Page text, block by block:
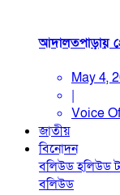
আদালতপাড়ায়
May 4,
|
Voice
জাতীয়
বিনোদন
বলিউডহলিউড
বলিউড